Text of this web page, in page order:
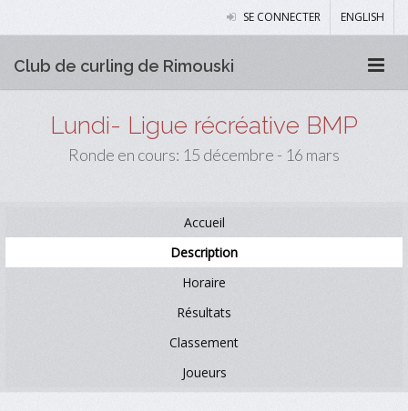
SE CONNECTER ENGLISH
Club de curling de Rimouski
Lundi- Ligue récréative BMP
Ronde en cours: 15 décembre - 16 mars
Accueil
Description
Horaire
Résultats
Classement
Joueurs